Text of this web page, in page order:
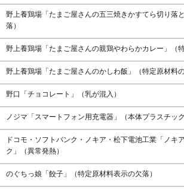
野上養鶏場「たまご屋さんの五三焼きかすてら切り落
落）
野上養鶏場「たまご屋さんの親鶏やわらかカレー」（
野上養鶏場「たまご屋さんのかしわ飯」（特定原材料の
野口「チョコレート」（乳が混入）
ノジマ「スマートフォン用充電器」（本体プラスチッ
ドコモ・ソフトバンク・ノキア・松下電池工業「ノキ
ク」（異常発熱）
のぐちっ娘「餃子」（特定原材料表示の欠落）